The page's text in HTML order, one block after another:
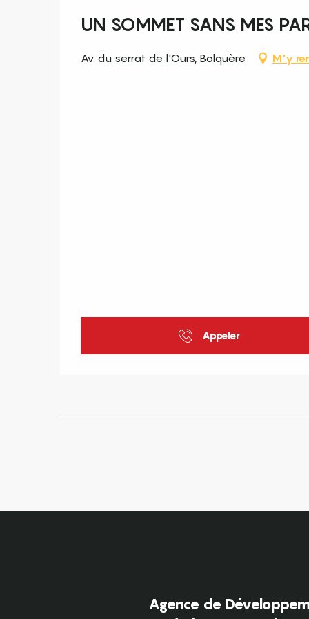
UN SOMMET SANS MES
Av du serrat de l'Ours, Bolquère M'y
Appeler
Agence de